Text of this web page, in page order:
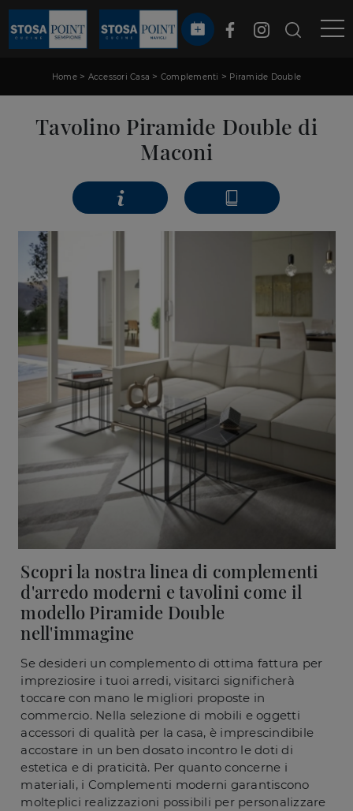
Home> Accessori Casa > Complementi > Piramide Double
Tavolino Piramide Double di
Maconi
Scopri la nostra linea di complementi
d'arredo moderni e tavolini come il
modello Piramide Double
nell'immagine
Se desideri un complemento di ottima fattura per
impreziosire i tuoi arredi, visitarci significherà
toccare con mano le migliori proposte in
commercio. Nella selezione di mobili e oggetti
accessori di qualità per la casa, è imprescindibile
accostare in un ben dosato incontro le doti di
estetica e di praticità. Per quanto concerne i
materiali, i Complementi moderni garantiscono
molteplici realizzazioni possibili per personalizzare